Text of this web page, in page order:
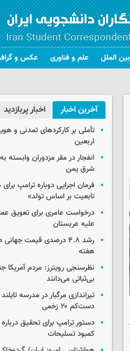
بین الملل علم و فناوری عکس و
آخرین اخبار اخبار پربازدید
تأملی بر کارکردهای تمدنی و
اربعین
انفجار در مقر مزدوران وابسته
شرق یمن
فرمان اجرایی دوباره ترامپ
تابعیت بر اساس تولد»
درخواست عامری برای تعویق
علیه عربستان
رشد ۴.۸ درصدی قیمت
هفته
نظرسنجی رویترز: مردم آمریکا
بی‌ثباتی می‌دانند
تیراندازی مرگبار در مدرسه‌
دست‌کم ۲۰ زخمی
دستور ترامپ برای تحقیق
کمبود تسلیحات